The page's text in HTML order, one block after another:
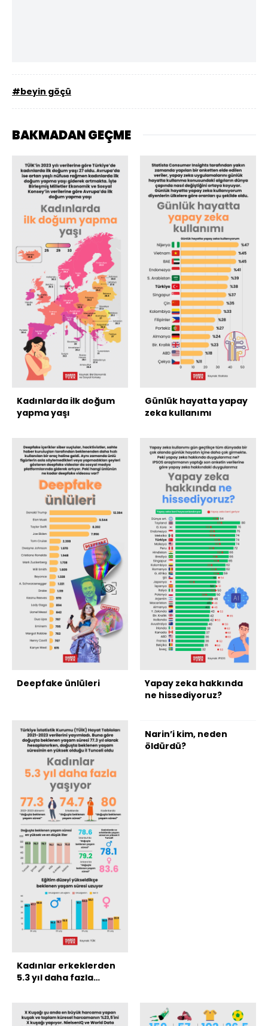
#beyin göçü
BAKMADAN GEÇME
Kadınlarda ilk doğum
yapma yaşı
Günlük hayatta yapay
zeka kullanımı
Deepfake ünlüleri
Yapay zeka hakkında
ne hissediyoruz?
Kadınlar erkeklerden
5.3 yıl daha fazla
Narin’i kim, neden
öldürdü?